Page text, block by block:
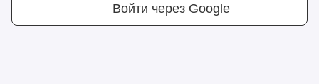
Войти через Google